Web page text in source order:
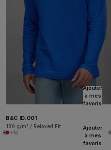
Ajouter
à mes
favoris
B&C ID.001
180 g/m² / Relaxed Fit
+16
Ajouter
à mes
favoris